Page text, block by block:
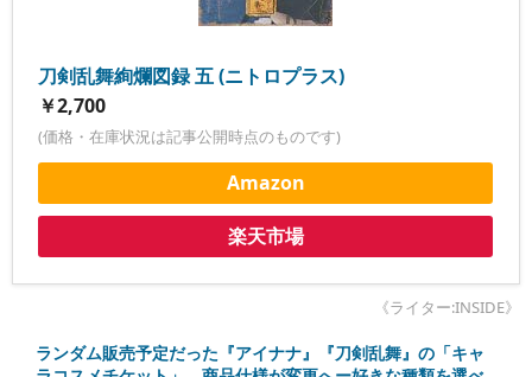
刀剣乱舞絢爛図録 五 (ニトロプラス)
￥2,700
(価格・在庫状況は記事公開時点のものです)
Amazon
楽天市場
《ライター:INSIDE》
ランダム販売予定だった『アイナナ』『刀剣乱舞』の「キャ